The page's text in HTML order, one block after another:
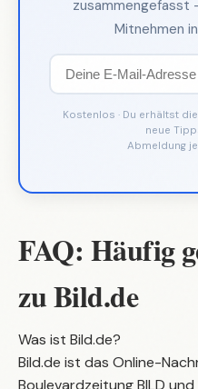
zusammengefasst
Mitnehmen
Kostenlos · Du erhältst
neue
Abmeldung
FAQ: Häufig
zu Bild.de
Was ist Bild.de?
Bild.de ist das Online-
Boulevardzeitung BILD